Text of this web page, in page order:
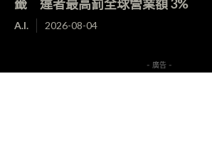
籤 違者最高罰全球營業額 3%
A.I. 2026-08-04
- 廣告 -